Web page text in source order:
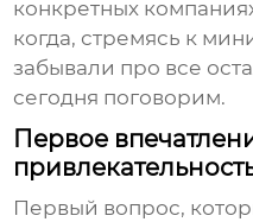
конкретных
когда, стремясь к
забывали про все
сегодня поговорим.
Первое
Первый вопрос,